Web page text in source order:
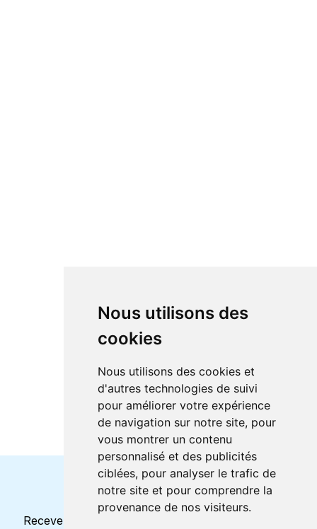
Nous utilisons des
cookies
Nous utilisons des cookies et
d'autres technologies de suivi
pour améliorer votre expérience
de navigation sur notre site, pour
vous montrer un contenu
personnalisé et des publicités
ciblées, pour analyser le trafic de
notre site et pour comprendre la
provenance de nos visiteurs.
Horaires et offres actuels
Recevez toutes les mises à jour dans votre e-mail